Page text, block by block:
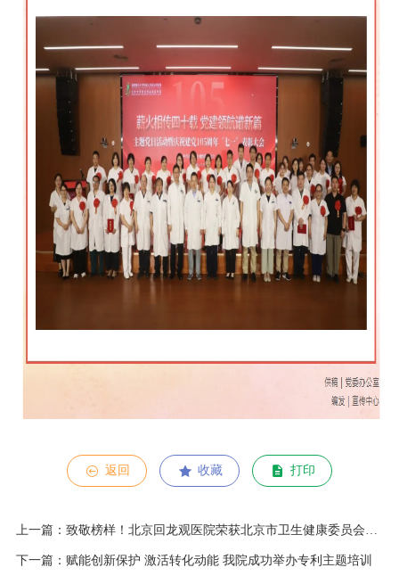
返回 收藏 打印
上一篇：致敬榜样！北京回龙观医院荣获北京市卫生健康委员会、院级 “两优一先” 表彰名单正式揭晓
下一篇：赋能创新保护 激活转化动能 我院成功举办专利主题培训